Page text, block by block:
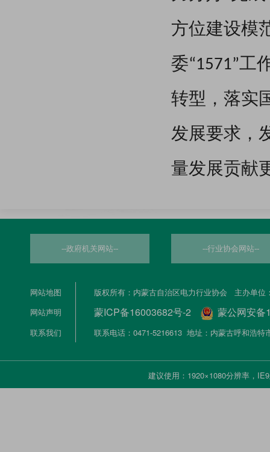
方位建设模
委“1571”工
转型，落实
发展要求，
量发展贡献
--政府机关网站-- --行业协会网站--
网站地图
网站声明
联系我们
版权所有：内蒙古自治区电力行业协会 主办单位
蒙ICP备16003682号-2 蒙公网安备
联系电话：0471-5216613 地址：内蒙古呼和浩
建议使用：1920×1080分辨率，